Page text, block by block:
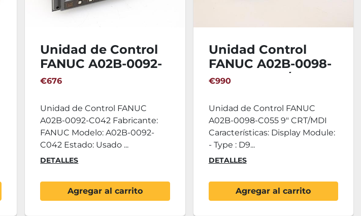
Unidad de Control
FANUC A02B-0092-
C042
€676
Unidad de Control FANUC
A02B-0092-C042 Fabricante:
FANUC Modelo: A02B-0092-
C042 Estado: Usado ...
DETALLES
Agregar al carrito
Unidad Control
FANUC A02B-0098-
C055 9″ CRT/MDI
€990
Unidad de Control FANUC
A02B-0098-C055 9″ CRT/MDI
Características: Display Module:
- Type : D9...
DETALLES
Agregar al carrito